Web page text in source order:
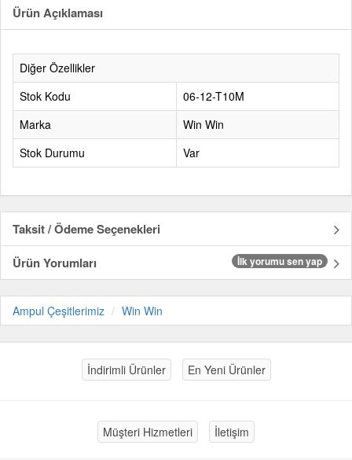
Ürün Açıklaması
Diğer Özellikler
Stok Kodu
06-12-T10M
Marka
Win Win
Stok Durumu
Var
Taksit / Ödeme Seçenekleri
Ürün Yorumları
İlk yorumu sen yap
Ampul Çeşitlerimiz Win Win
İndirimli Ürünler En Yeni Ürünler
Müşteri Hizmetleri İletişim